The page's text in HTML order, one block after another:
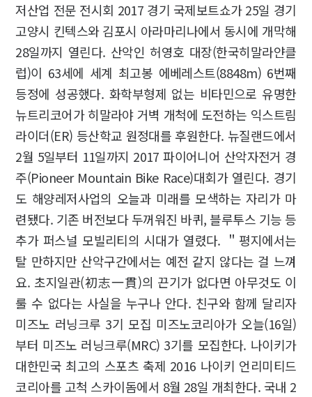
저산업 전문 전시회 2017 경기 국제보트쇼가 25일 경기
고양시 킨텍스와 김포시 아라마리나에서 동시에 개막해
28일까지 열린다. 산악인 허영호 대장(한국히말라얀클
럽)이 63세에 세계 최고봉 에베레스트(8848m) 6번째
등정에 성공했다. 화학부형제 없는 비타민으로 유명한
뉴트리코어가 히말라야 거벽 개척에 도전하는 익스트림
라이더(ER) 등산학교 원정대를 후원한다. 뉴질랜드에서
2월 5일부터 11일까지 2017 파이어니어 산악자전거 경
주(Pioneer Mountain Bike Race)대회가 열린다. 경기
도 해양레저사업의 오늘과 미래를 모색하는 자리가 마
련됐다. 기존 버전보다 두꺼워진 바퀴, 블루투스 기능 등
추가 퍼스널 모빌리티의 시대가 열렸다. ＂평지에서는
탈 만하지만 산악구간에서는 예전 같지 않다는 걸 느껴
요. 초지일관(初志一貫)의 끈기가 없다면 아무것도 이
룰 수 없다는 사실을 누구나 안다. 친구와 함께 달리자
미즈노 러닝크루 3기 모집 미즈노코리아가 오늘(16일)
부터 미즈노 러닝크루(MRC) 3기를 모집한다. 나이키가
대한민국 최고의 스포츠 축제 2016 나이키 언리미티드
코리아를 고척 스카이돔에서 8월 28일 개최한다. 국내 2